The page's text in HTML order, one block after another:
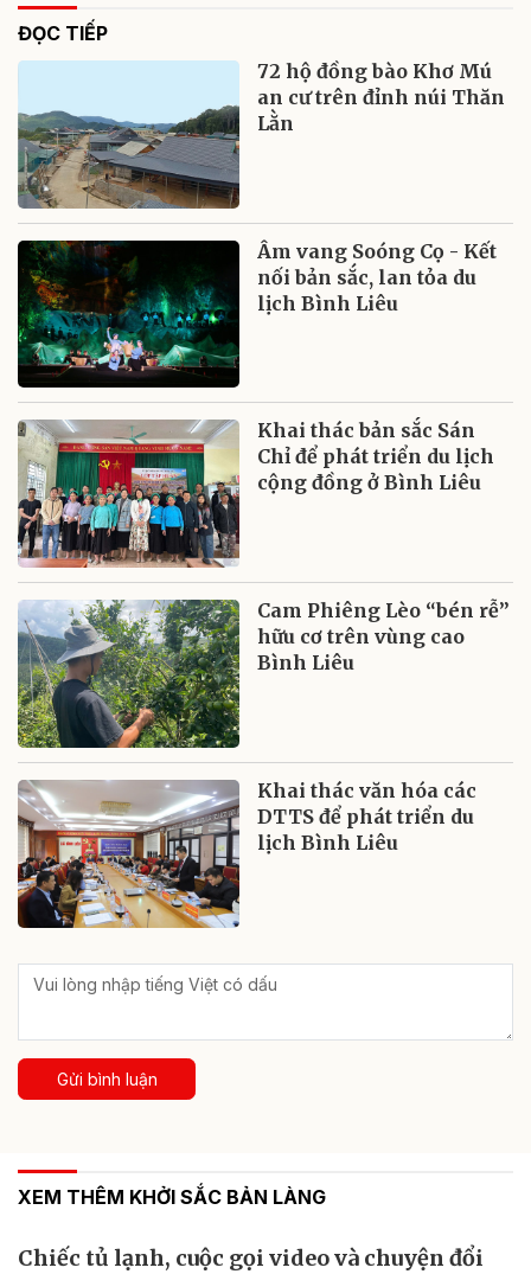
ĐỌC TIẾP
72 hộ đồng bào Khơ Mú
an cư trên đỉnh núi Thăn
Lằn
Âm vang Soóng Cọ - Kết
nối bản sắc, lan tỏa du
lịch Bình Liêu
Khai thác bản sắc Sán
Chỉ để phát triển du lịch
cộng đồng ở Bình Liêu
Cam Phiêng Lèo “bén rễ”
hữu cơ trên vùng cao
Bình Liêu
Khai thác văn hóa các
DTTS để phát triển du
lịch Bình Liêu
Gửi bình luận
XEM THÊM KHỞI SẮC BẢN LÀNG
Chiếc tủ lạnh, cuộc gọi video và chuyện đổi